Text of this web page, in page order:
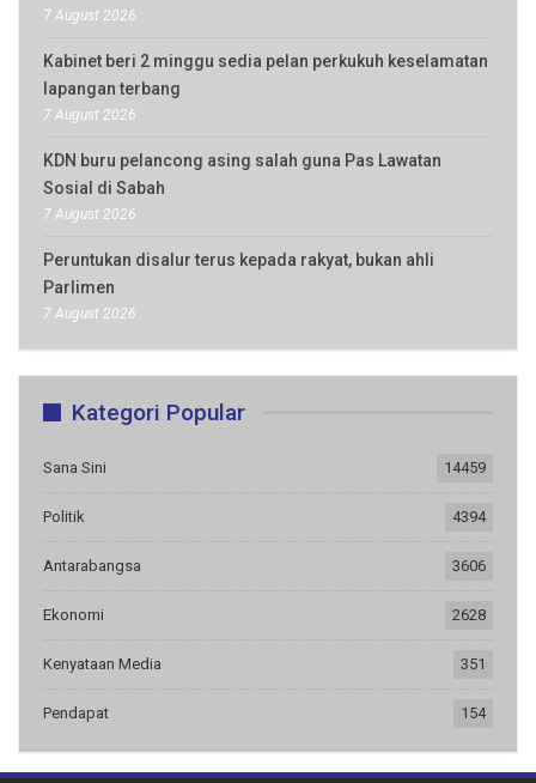
7 August 2026
Kabinet beri 2 minggu sedia pelan perkukuh keselamatan
lapangan terbang
7 August 2026
KDN buru pelancong asing salah guna Pas Lawatan
Sosial di Sabah
7 August 2026
Peruntukan disalur terus kepada rakyat, bukan ahli
Parlimen
7 August 2026
Kategori Popular
Sana Sini 14459
Politik 4394
Antarabangsa 3606
Ekonomi 2628
Kenyataan Media 351
Pendapat 154